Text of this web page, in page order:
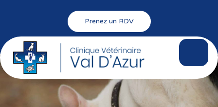
Prenez un RDV